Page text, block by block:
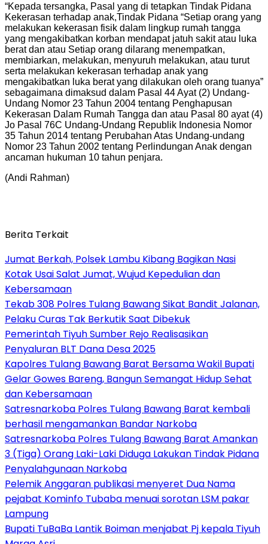
“Kepada tersangka, Pasal yang di tetapkan Tindak Pidana
Kekerasan terhadap anak,Tindak Pidana “Setiap orang yang
melakukan kekerasan fisik dalam lingkup rumah tangga
yang mengakibatkan korban mendapat jatuh sakit atau luka
berat dan atau Setiap orang dilarang menempatkan,
membiarkan, melakukan, menyuruh melakukan, atau turut
serta melakukan kekerasan terhadap anak yang
mengakibatkan luka berat yang dilakukan oleh orang tuanya”
sebagaimana dimaksud dalam Pasal 44 Ayat (2) Undang-
Undang Nomor 23 Tahun 2004 tentang Penghapusan
Kekerasan Dalam Rumah Tangga dan atau Pasal 80 ayat (4)
Jo Pasal 76C Undang-Undang Republik Indonesia Nomor
35 Tahun 2014 tentang Perubahan Atas Undang-undang
Nomor 23 Tahun 2002 tentang Perlindungan Anak dengan
ancaman hukuman 10 tahun penjara.
(Andi Rahman)
Berita Terkait
Jumat Berkah, Polsek Lambu Kibang Bagikan Nasi
Kotak Usai Salat Jumat, Wujud Kepedulian dan
Kebersamaan
Tekab 308 Polres Tulang Bawang Sikat Bandit Jalanan,
Pelaku Curas Tak Berkutik Saat Dibekuk
Pemerintah Tiyuh Sumber Rejo Realisasikan
Penyaluran BLT Dana Desa 2025
Kapolres Tulang Bawang Barat Bersama Wakil Bupati
Gelar Gowes Bareng, Bangun Semangat Hidup Sehat
dan Kebersamaan
Satresnarkoba Polres Tulang Bawang Barat kembali
berhasil mengamankan Bandar Narkoba
Satresnarkoba Polres Tulang Bawang Barat Amankan
3 (Tiga) Orang Laki-Laki Diduga Lakukan Tindak Pidana
Penyalahgunaan Narkoba
Pelemik Anggaran publikasi menyeret Dua Nama
pejabat Kominfo Tubaba menuai sorotan LSM pakar
Lampung
Bupati TuBaBa Lantik Boiman menjabat Pj kepala Tiyuh